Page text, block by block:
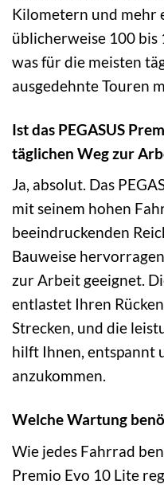
Kilometern und mehr
üblicherweise 100
was für die meisten
ausgedehnte Touren
Ist das PEGASUS
täglichen Weg zur
Ja, absolut. Das
mit seinem hohen
beeindruckenden
Bauweise
zur Arbeit geeignet.
entlastet Ihren
Strecken, und die
hilft Ihnen, entspannt
anzukommen.
Welche Wartung
Wie jedes Fahrrad
Premio Evo 10 Lite